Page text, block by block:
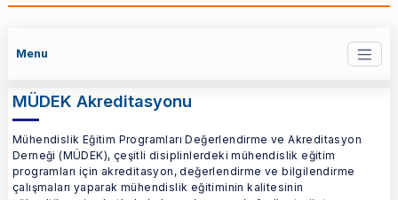
Menu
MÜDEK Akreditasyonu
Mühendislik Eğitim Programları Değerlendirme ve Akreditasyon
Derneği (MÜDEK), çeşitli disiplinlerdeki mühendislik eğitim
programları için akreditasyon, değerlendirme ve bilgilendirme
çalışmaları yaparak mühendislik eğitiminin kalitesinin